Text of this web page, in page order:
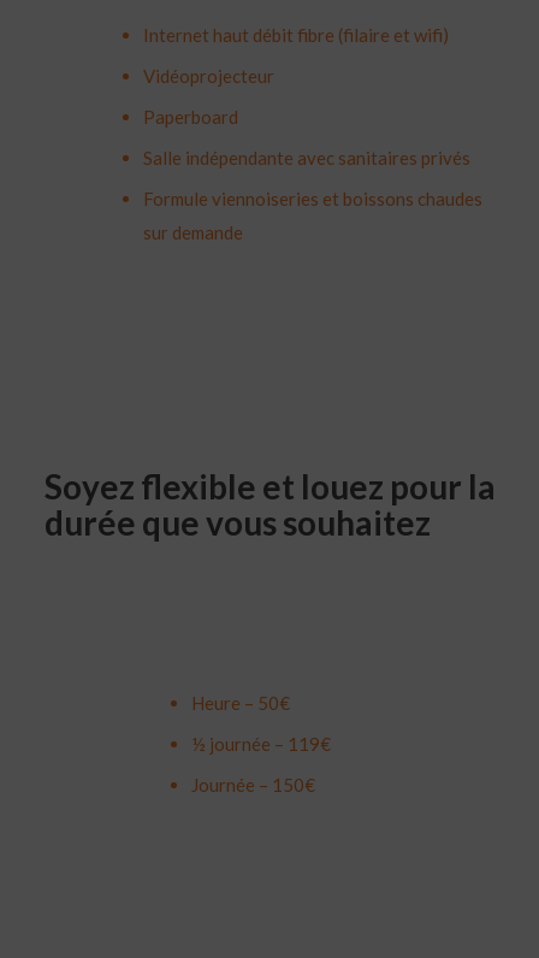
Internet haut débit fibre (filaire et wifi)
Vidéoprojecteur
Paperboard
Salle indépendante avec sanitaires privés
Formule viennoiseries et boissons chaudes
sur demande
Soyez flexible et louez pour la
durée que vous souhaitez
Heure – 50€
½ journée – 119€
Journée – 150€